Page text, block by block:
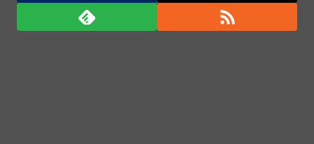
廃止すべき地方空港は？！